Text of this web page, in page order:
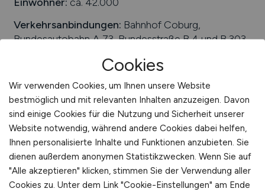
Verkehrsanbindungen: Bahnhof Coburg,
Bundesautobahn A 73, Bundesstraße B 4 und B 303,
Arbeiten in der Nähe vonCoburg
Ebersdorf bei Coburg, Meeder, Rödental,
Untersiemau, Oberfranken, Grub am Forst,
Niederfüllbach, Bayern, Dörfles-Esbach,
Weitramsdorf, Ahorn
Universitäten/Hochschulen:Hochschule für
angewandte Wissenschaften Coburg
Beliebte Jobs in
Cookies
Wir verwenden Cookies, um Ihnen unsere Website
bestmöglich und mit relevanten Inhalten anzuzeigen. Davon
sind einige Cookies für die Nutzung und Sicherheit unserer
Website notwendig, während andere Cookies dabei helfen,
Ihnen personalisierte Inhalte und Funktionen anzubieten. Sie
dienen außerdem anonymen Statistikzwecken. Wenn Sie auf
"Alle akzeptieren" klicken, stimmen Sie der Verwendung aller
Cookies zu. Unter dem Link "Cookie-Einstellungen" am Ende